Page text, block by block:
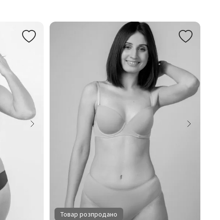
Товар розпродано